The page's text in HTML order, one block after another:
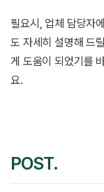
필요시, 업체 담당자
도 자세히 설명해 드
게 도움이 되었기를
요.
POST.